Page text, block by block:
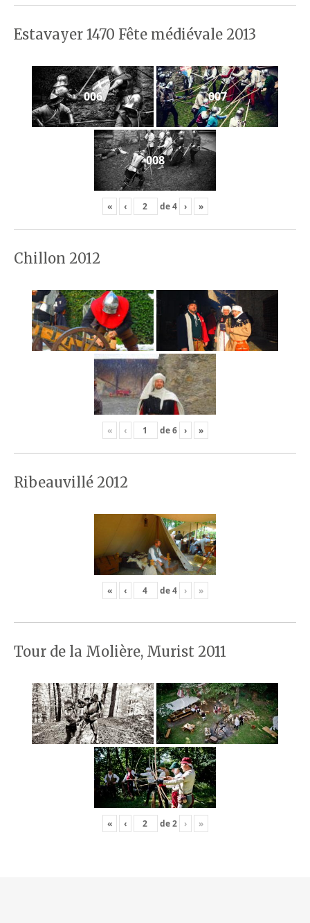
Estavayer 1470 Fête médiévale 2013
006 007
008
« ‹ de4 › »
Chillon 2012
« ‹ de6 › »
Ribeauvillé 2012
« ‹ de4 › »
Tour de la Molière, Murist 2011
« ‹ de2 › »